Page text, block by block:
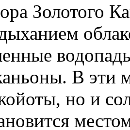
Золотого
В эти
но и